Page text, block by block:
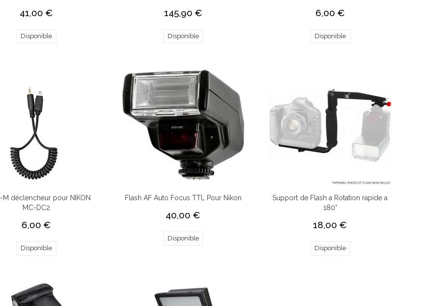
41,00 €
Disponible
145,90 €
Disponible
6,00 €
Disponible
M déclencheur pour NIKON
MC-DC2
6,00 €
Disponible
Flash AF Auto Focus TTL Pour Nikon
40,00 €
Disponible
Support de Flash a Rotation rapide a
180°
18,00 €
Disponible